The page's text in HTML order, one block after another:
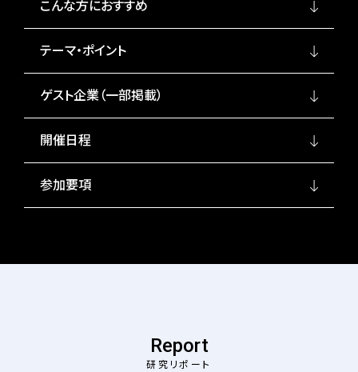
こんな方におすすめ
テーマ・ポイント
ゲスト企業（一部掲載）
開催日程
参加要項
Report
研究リポート